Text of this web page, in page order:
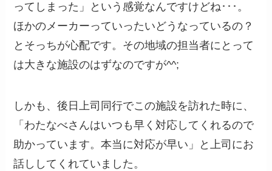
ってしまった」という感覚なんですけどね･･･。
ほかのメーカーっていったいどうなっているの？
とそっちが心配です。その地域の担当者にとって
は大きな施設のはずなのですが^^;
しかも、後日上司同行でこの施設を訪れた時に、
「わたなべさんはいつも早く対応してくれるので
助かっています。本当に対応が早い」と上司にお
話ししてくれていました。